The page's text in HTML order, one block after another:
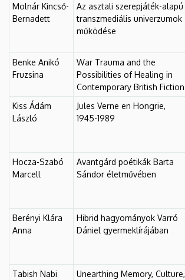
Molnár Kincső-
Bernadett
Az asztali szerepjáték-alapú
transzmediális univerzumok
működése
Benke Anikó
Fruzsina
War Trauma and the
Possibilities of Healing in
Contemporary British Fiction
Kiss Ádám
László
Jules Verne en Hongrie,
1945-1989
Hocza-Szabó
Marcell
Avantgárd poétikák Barta
Sándor életművében
Berényi Klára
Anna
Hibrid hagyományok Varró
Dániel gyermeklírájában
Tabish Nabi
Unearthing Memory, Culture,